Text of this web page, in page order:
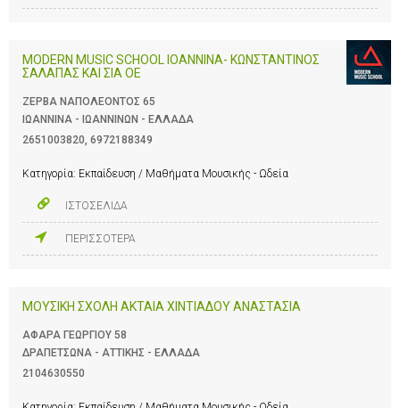
MODERN MUSIC SCHOOL IOANNINA- ΚΩΝΣΤΑΝΤΙΝΟΣ
ΣΑΛΑΠΑΣ ΚΑΙ ΣΙΑ ΟΕ
ΖΕΡΒΑ ΝΑΠΟΛΕΟΝΤΟΣ 65
ΙΩΑΝΝΙΝΑ - ΙΩΑΝΝΙΝΩΝ - ΕΛΛΑΔΑ
2651003820, 6972188349
Κατηγορία: Εκπαίδευση / Μαθήματα Μουσικής - Ωδεία
ΙΣΤΟΣΕΛΙΔΑ
ΠΕΡΙΣΣΟΤΕΡΑ
ΜΟΥΣΙΚΗ ΣΧΟΛΗ ΑΚΤΑΙΑ ΧΙΝΤΙΑΔΟΥ ΑΝΑΣΤΑΣΙΑ
ΑΦΑΡΑ ΓΕΩΡΓΙΟΥ 58
ΔΡΑΠΕΤΣΩΝΑ - ΑΤΤΙΚΗΣ - ΕΛΛΑΔΑ
2104630550